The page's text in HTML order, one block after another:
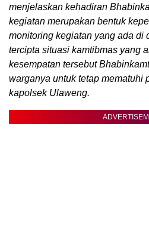
menjelaskan kehadiran
kegiatan merupakan bentuk
monitoring kegiatan yang ada di
tercipta situasi kamtibmas yang
kesempatan tersebut
warganya untuk tetap mematuhi
kapolsek Ulaweng.